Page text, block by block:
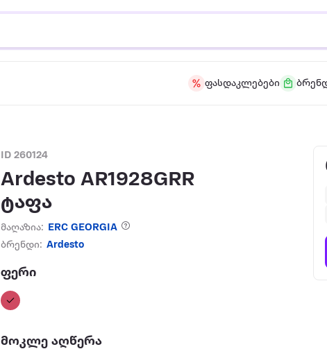
ფასდაკლებები
ID 260124
Ardesto AR1928GRR
ტაფა
მაღაზია: ERC GEORGIA
ბრენდი: Ardesto
ფერი
მოკლე აღწერა